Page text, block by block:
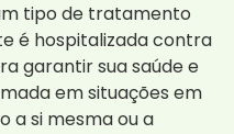
tipo de tratamento
é hospitalizada contra
garantir sua saúde e
em situações em
a si mesma ou a